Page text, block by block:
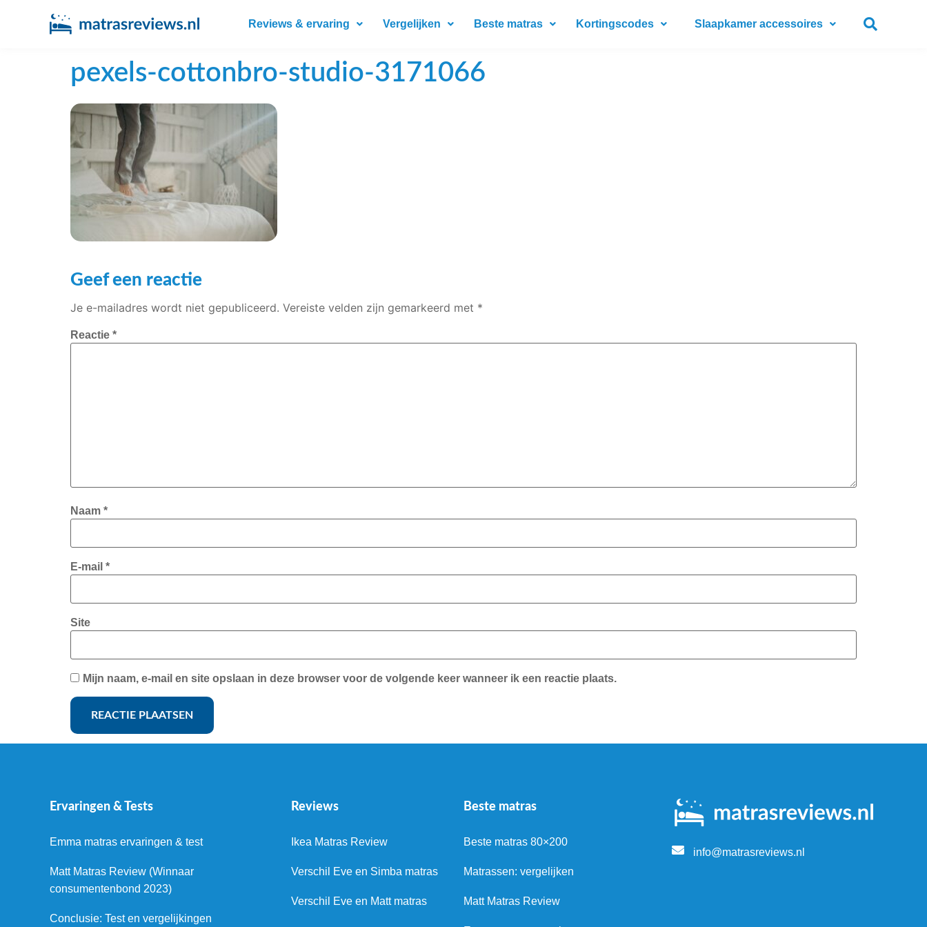
Reviews & ervaring Vergelijken Beste matras Kortingscodes Slaapkamer accessoires
pexels-cottonbro-studio-3171066
Geef een reactie
Je e-mailadres wordt niet gepubliceerd. Vereiste velden zijn gemarkeerd met *
Reactie *
Naam *
E-mail *
Site
Mijn naam, e-mail en site opslaan in deze browser voor de volgende keer wanneer ik een reactie plaats.
Ervaringen & Tests
Emma matras ervaringen & test
Matt Matras Review (Winnaar
consumentenbond 2023)
Conclusie: Test en vergelijkingen
Reviews
Ikea Matras Review
Verschil Eve en Simba matras
Verschil Eve en Matt matras
Beste matras
Beste matras 80×200
Matrassen: vergelijken
Matt Matras Review
info@matrasreviews.nl